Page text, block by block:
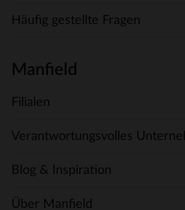
Häufig gestellte Fragen
Manfield
Filialen
Verantwortungsvolles
Blog & Inspiration
Über Manfield